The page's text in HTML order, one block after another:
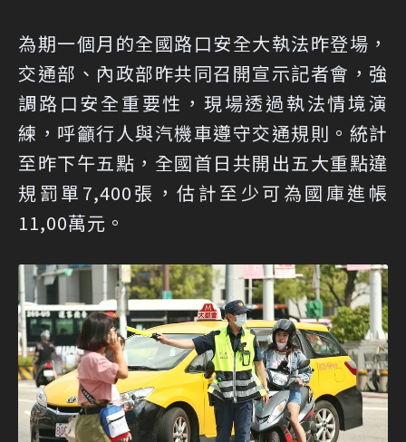
為期一個月的全國路口安全大執法昨登場，
交通部、內政部昨共同召開宣示記者會，強
調路口安全重要性，現場透過執法情境演
練，呼籲行人與汽機車遵守交通規則。統計
至昨下午五點，全國首日共開出五大重點違
規罰單7,400張，估計至少可為國庫進帳
11,00萬元。